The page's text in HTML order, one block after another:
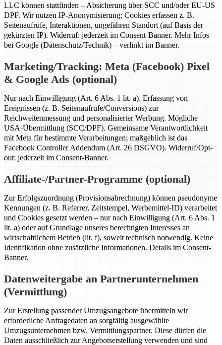
LLC können stattfinden – Absicherung über SCC und/oder EU-US
DPF. Wir nutzen IP-Anonymisierung; Cookies erfassen z. B.
Seitenaufrufe, Interaktionen, ungefähren Standort (auf Basis der
gekürzten IP). Widerruf: jederzeit im Consent-Banner. Mehr Infos
bei Google (Datenschutz/Technik) – verlinkt im Banner.
Marketing/Tracking: Meta (Facebook) Pixel
& Google Ads (optional)
Nur nach Einwilligung (Art. 6 Abs. 1 lit. a). Erfassung von
Ereignissen (z. B. Seitenaufrufe/Conversions) zur
Reichweitenmessung und personalisierter Werbung. Mögliche
USA-Übermittlung (SCC/DPF). Gemeinsame Verantwortlichkeit
mit Meta für bestimmte Verarbeitungen; maßgeblich ist das
Facebook Controller Addendum (Art. 26 DSGVO). Widerruf/Opt-
out: jederzeit im Consent-Banner.
Affiliate-/Partner-Programme (optional)
Zur Erfolgszuordnung (Provisionsabrechnung) können pseudonyme
Kennungen (z. B. Referrer, Zeitstempel, Werbemittel-ID) verarbeitet
und Cookies gesetzt werden – nur nach Einwilligung (Art. 6 Abs. 1
lit. a) oder auf Grundlage unseres berechtigten Interesses an
wirtschaftlichem Betrieb (lit. f), soweit technisch notwendig. Keine
Identifikation ohne zusätzliche Informationen. Details im Consent-
Banner.
Datenweitergabe an Partnerunternehmen
(Vermittlung)
Zur Erstellung passender Umzugsangebote übermitteln wir
erforderliche Anfragedaten an sorgfältig ausgewählte
Umzugsunternehmen bzw. Vermittlungspartner. Diese dürfen die
Daten ausschließlich zur Angebotserstellung verwenden und sind